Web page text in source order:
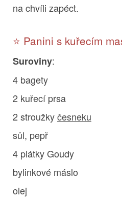
na chvíli zapéct.
⭐ Panini s kuřecím
Suroviny:
4 bagety
2 kuřecí prsa
2 stroužkyčesneku
sůl, pepř
4 plátky Goudy
bylinkové máslo
olej